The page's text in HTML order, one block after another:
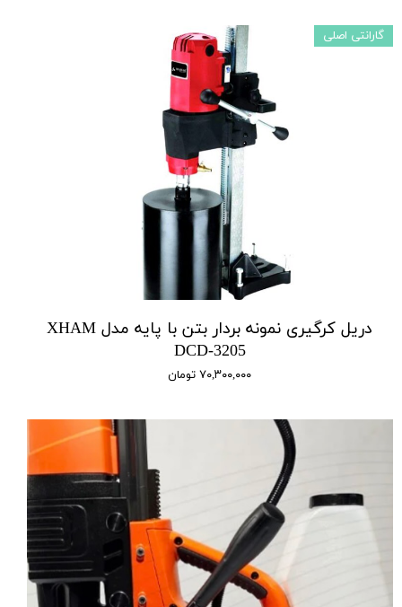
دریل کرگیری نمونه بردار بتن با پایه مدل XHAM
DCD-3205
۷۰,۳۰۰,۰۰۰ تومان
گارانتی اصلی